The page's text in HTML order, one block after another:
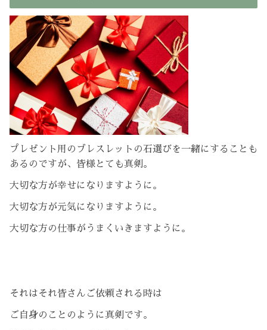
プレゼント用のブレスレットの石選びを一緒にすることも
あるのですが、皆様とても真剣。
大切な方が幸せになりますように。
大切な方が元気になりますように。
大切な方の仕事がうまくいきますように。
それはそれ皆さんご依頼される時は
ご自身のことのように真剣です。